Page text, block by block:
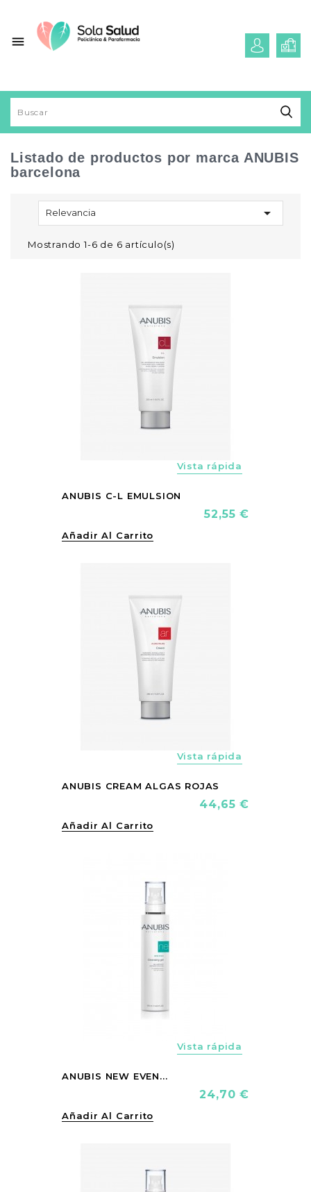

Listado de productos por marca ANUBIS
barcelona
Relevancia 
Mostrando 1-6 de 6 artículo(s)
Vista rápida
ANUBIS C-L EMULSION
Precio
52,55 €
Añadir Al Carrito
Vista rápida
ANUBIS CREAM ALGAS ROJAS
Precio
44,65 €
Añadir Al Carrito
Vista rápida
ANUBIS NEW EVEN...
Precio
24,70 €
Añadir Al Carrito